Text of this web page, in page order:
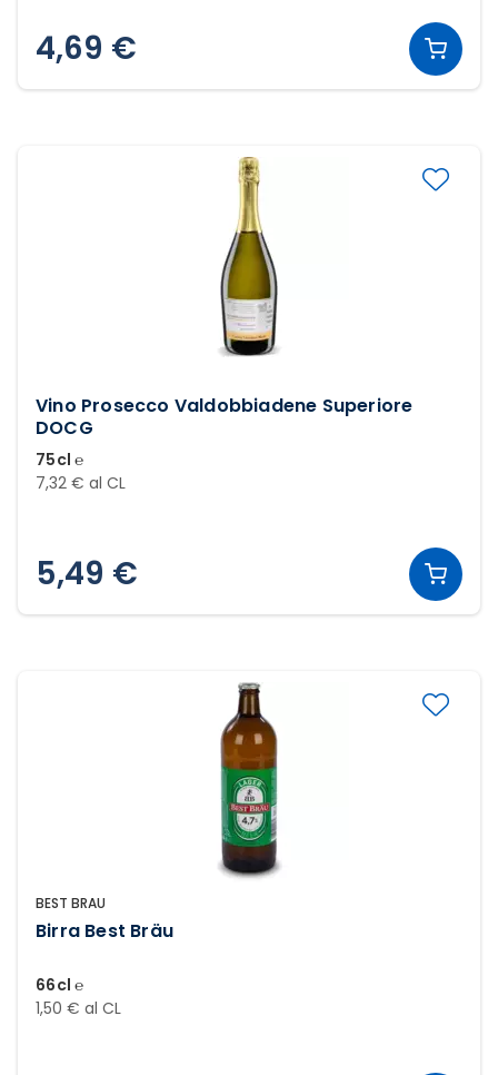
4,69 €
Vino Prosecco Valdobbiadene Superiore
DOCG
75cl ℮
7,32 € al CL
5,49 €
BEST BRAU
Birra Best Bräu
66cl ℮
1,50 € al CL